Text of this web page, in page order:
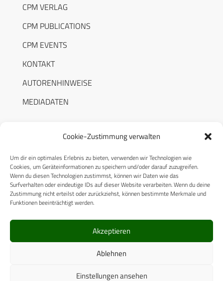
Cookie-Zustimmung verwalten
Um dir ein optimales Erlebnis zu bieten, verwenden wir Technologien wie
Cookies, um Geräteinformationen zu speichern und/oder darauf zuzugreifen.
Wenn du diesen Technologien zustimmst, können wir Daten wie das
Surfverhalten oder eindeutige IDs auf dieser Website verarbeiten. Wenn du deine
Zustimmung nicht erteilst oder zurückziehst, können bestimmte Merkmale und
Funktionen beeinträchtigt werden.
Akzeptieren
Ablehnen
Einstellungen ansehen
CPM VERLAG
CPM PUBLICATIONS
CPM EVENTS
KONTAKT
AUTORENHINWEISE
MEDIADATEN
RECHTLICHES
Datenschutzerklärung
Cookie-Richtlinie (EU)